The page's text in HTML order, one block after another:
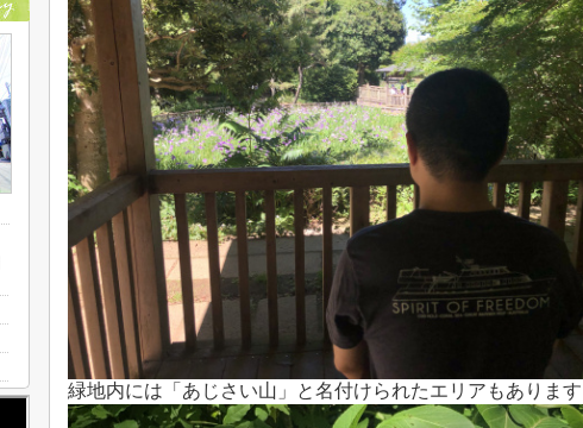
緑地内には「あじさい山」と名付けられたエリアもありま